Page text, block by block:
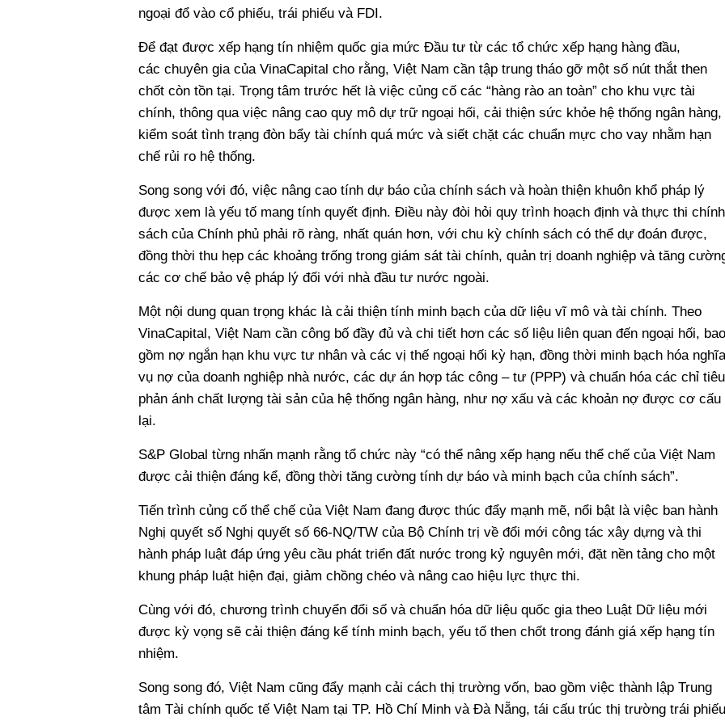
ngoại đổ vào cổ phiếu, trái phiếu và FDI.
Để đạt được xếp hạng tín nhiệm quốc gia mức Đầu tư từ các tổ chức xếp hạng hàng đầu,
các chuyên gia của VinaCapital cho rằng, Việt Nam cần tập trung tháo gỡ một số nút thắt then
chốt còn tồn tại. Trọng tâm trước hết là việc củng cố các “hàng rào an toàn” cho khu vực tài
chính, thông qua việc nâng cao quy mô dự trữ ngoại hối, cải thiện sức khỏe hệ thống ngân hàng,
kiểm soát tình trạng đòn bẩy tài chính quá mức và siết chặt các chuẩn mực cho vay nhằm hạn
chế rủi ro hệ thống.
Song song với đó, việc nâng cao tính dự báo của chính sách và hoàn thiện khuôn khổ pháp lý
được xem là yếu tố mang tính quyết định. Điều này đòi hỏi quy trình hoạch định và thực thi chính
sách của Chính phủ phải rõ ràng, nhất quán hơn, với chu kỳ chính sách có thể dự đoán được,
đồng thời thu hẹp các khoảng trống trong giám sát tài chính, quản trị doanh nghiệp và tăng
các cơ chế bảo vệ pháp lý đối với nhà đầu tư nước ngoài.
Một nội dung quan trọng khác là cải thiện tính minh bạch của dữ liệu vĩ mô và tài chính. Theo
VinaCapital, Việt Nam cần công bố đầy đủ và chi tiết hơn các số liệu liên quan đến ngoại hối, bao
gồm nợ ngắn hạn khu vực tư nhân và các vị thế ngoại hối kỳ hạn, đồng thời minh bạch hóa nghĩa
vụ nợ của doanh nghiệp nhà nước, các dự án hợp tác công – tư (PPP) và chuẩn hóa các chỉ tiêu
phản ánh chất lượng tài sản của hệ thống ngân hàng, như nợ xấu và các khoản nợ được cơ cấu
lại.
S&P Global từng nhấn mạnh rằng tổ chức này “có thể nâng xếp hạng nếu thể chế của Việt Nam
được cải thiện đáng kể, đồng thời tăng cường tính dự báo và minh bạch của chính sách”.
Tiến trình củng cố thể chế của Việt Nam đang được thúc đẩy mạnh mẽ, nổi bật là việc ban hành
Nghị quyết số Nghị quyết số 66-NQ/TW của Bộ Chính trị về đổi mới công tác xây dựng và thi
hành pháp luật đáp ứng yêu cầu phát triển đất nước trong kỷ nguyên mới, đặt nền tảng cho một
khung pháp luật hiện đại, giảm chồng chéo và nâng cao hiệu lực thực thi.
Cùng với đó, chương trình chuyển đổi số và chuẩn hóa dữ liệu quốc gia theo Luật Dữ liệu mới
được kỳ vọng sẽ cải thiện đáng kể tính minh bạch, yếu tố then chốt trong đánh giá xếp hạng tín
nhiệm.
Song song đó, Việt Nam cũng đẩy mạnh cải cách thị trường vốn, bao gồm việc thành lập Trung
tâm Tài chính quốc tế Việt Nam tại TP. Hồ Chí Minh và Đà Nẵng, tái cấu trúc thị trường trái phiếu